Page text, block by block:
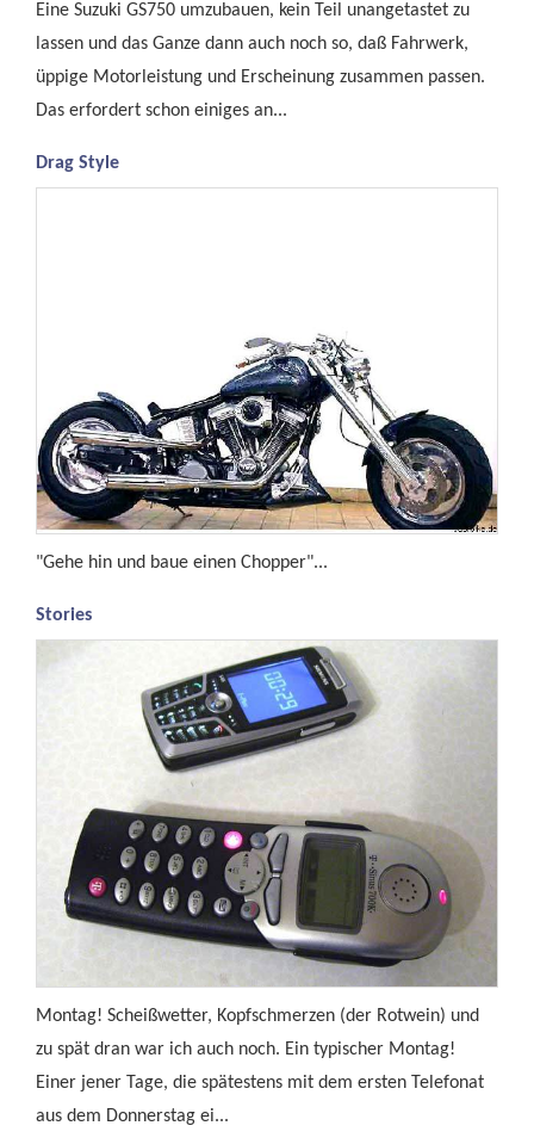
Eine Suzuki GS750 umzubauen, kein Teil unangetastet zu
lassen und das Ganze dann auch noch so, daß Fahrwerk,
üppige Motorleistung und Erscheinung zusammen passen.
Das erfordert schon einiges an...
Drag Style
"Gehe hin und baue einen Chopper"...
Stories
Montag! Scheißwetter, Kopfschmerzen (der Rotwein) und
zu spät dran war ich auch noch. Ein typischer Montag!
Einer jener Tage, die spätestens mit dem ersten Telefonat
aus dem Donnerstag ei...